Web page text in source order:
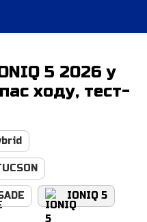
5 2026 у
ходу, тест-
IONIQ 5